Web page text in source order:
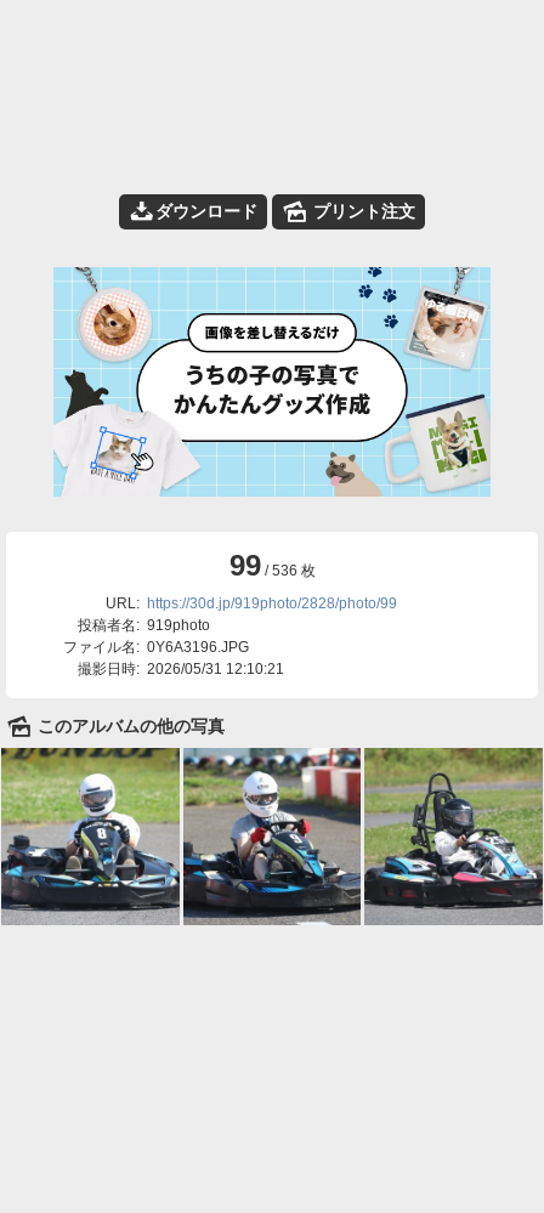
📥ダウンロード 🌄 プリント注文
99 / 536 枚
URL: https://30d.jp/919photo/2828/photo/99
投稿者名: 919photo
ファイル名: 0Y6A3196.JPG
撮影日時: 2026/05/31 12:10:21
🌄 このアルバムの他の写真